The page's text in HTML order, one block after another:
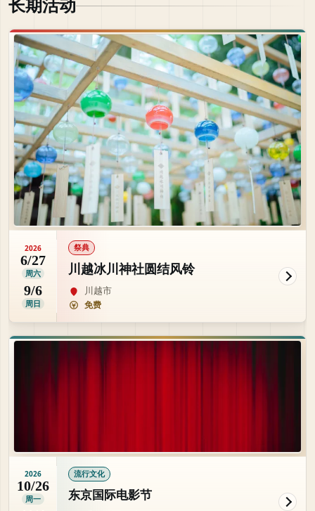
长期活动
2026
6/27
周六
9/6
周日
祭典
川越冰川神社圆结风铃
川越市
免费
2026
10/26
周一
流行文化
东京国际电影节